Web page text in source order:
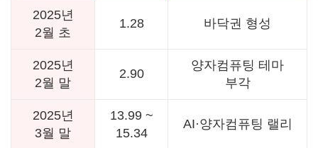
2025년
2월 초
1.28 바닥권 형성
2025년
2월 말
2.90
양자컴퓨팅 테마
부각
2025년
3월 말
13.99 ~
15.34
AI·양자컴퓨팅 랠리